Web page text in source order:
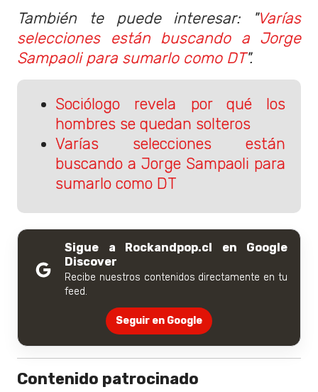
También te puede interesar: "Varías
selecciones están buscando a Jorge
Sampaoli para sumarlo como DT".
Sociólogo revela por qué los
hombres se quedan solteros
Varías selecciones están
buscando a Jorge Sampaoli para
sumarlo como DT
Sigue a Rockandpop.cl en Google
Discover
Recibe nuestros contenidos directamente en tu
feed.
Seguir en Google
Contenido patrocinado